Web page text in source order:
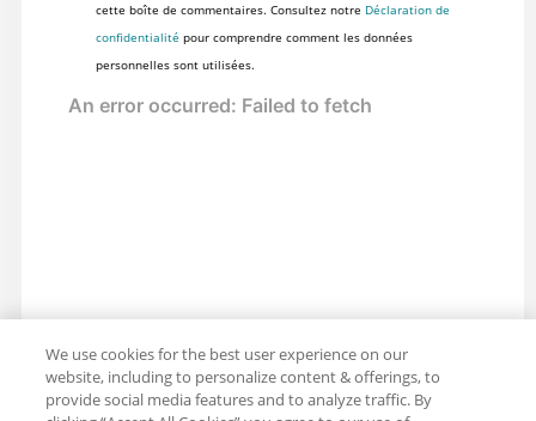
cette boîte de commentaires. Consultez notre Déclaration de
confidentialité pour comprendre comment les données
personnelles sont utilisées.
We use cookies for the best user experience on our
website, including to personalize content & offerings, to
provide social media features and to analyze traffic. By